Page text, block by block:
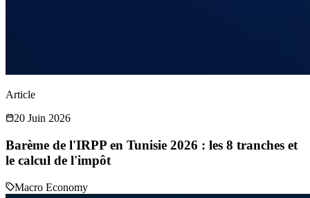
Article
20 Juin 2026
Barème de l'IRPP en Tunisie 2026 : les 8 tranches et
le calcul de l'impôt
Macro Economy